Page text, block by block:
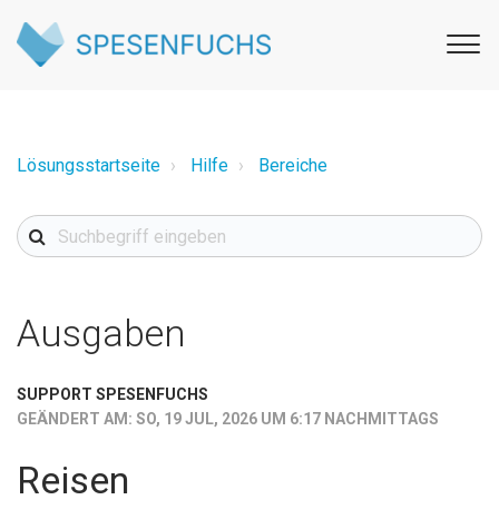
Lösungsstartseite Hilfe Bereiche
Ausgaben
SUPPORT SPESENFUCHS
GEÄNDERT AM: SO, 19 JUL, 2026 UM 6:17 NACHMITTAGS
Reisen